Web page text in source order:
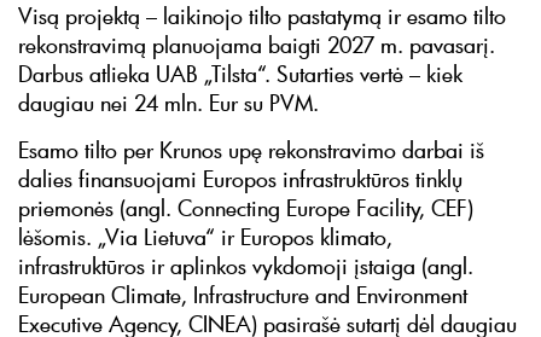
Visą projektą – laikinojo tilto pastatymą ir esamo tilto
rekonstravimą planuojama baigti 2027 m. pavasarį.
Darbus atlieka UAB „Tilsta“. Sutarties vertė – kiek
daugiau nei 24 mln. Eur su PVM.
Esamo tilto per Krunos upę rekonstravimo darbai iš
dalies finansuojami Europos infrastruktūros tinklų
priemonės (angl. Connecting Europe Facility, CEF)
lėšomis. „Via Lietuva“ ir Europos klimato,
infrastruktūros ir aplinkos vykdomoji įstaiga (angl.
European Climate, Infrastructure and Environment
Executive Agency, CINEA) pasirašė sutartį dėl daugiau